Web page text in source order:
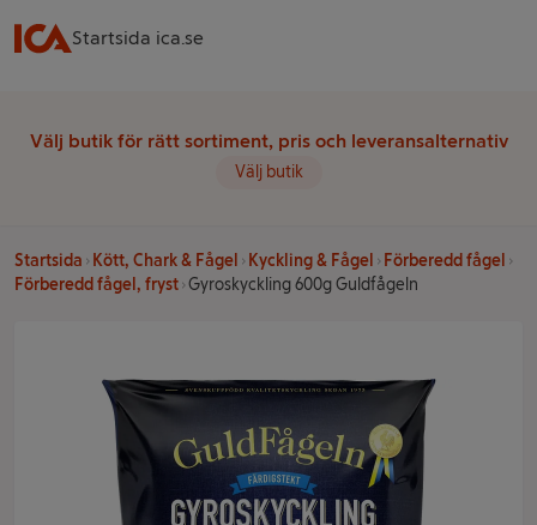
Startsida ica.se
Välj butik för rätt sortiment, pris och leveransalternativ
Välj butik
Startsida Kött, Chark & Fågel Kyckling & Fågel
Förberedd fågel
Förberedd fågel, fryst Gyroskyckling 600g Guldfågeln